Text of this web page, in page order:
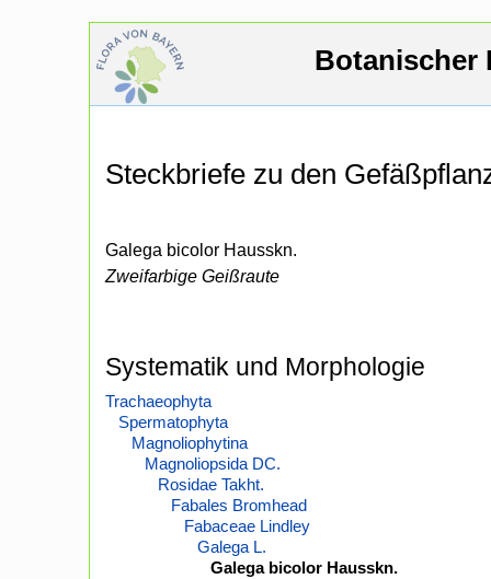
Botanischer
Steckbriefe zu den
Galega bicolor Hausskn.
Zweifarbige Geißraute
Systematik und Morphologie
Trachaeophyta
Spermatophyta
Magnoliophytina
Magnoliopsida DC.
Rosidae Takht.
Fabales Bromhead
Fabaceae Lindley
Galega L.
Galega bicolor Hausskn.